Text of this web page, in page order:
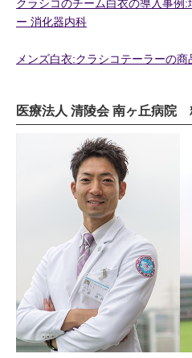
クラシコのチーム白衣の導入事例
ー 消化器内科
メンズ白衣:クラシコテーラーの商
医療法人 清陵会 南ヶ丘病院